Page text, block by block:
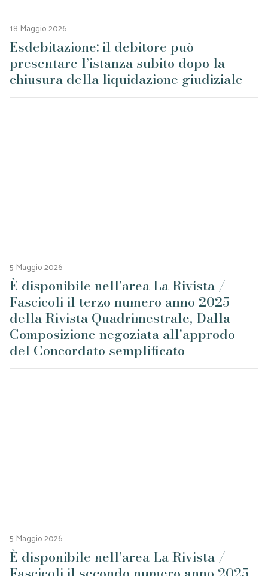
18 Maggio 2026
Esdebitazione: il debitore può
presentare l’istanza subito dopo la
chiusura della liquidazione giudiziale
5 Maggio 2026
È disponibile nell’area La Rivista /
Fascicoli il terzo numero anno 2025
della Rivista Quadrimestrale, Dalla
Composizione negoziata all'approdo
del Concordato semplificato
5 Maggio 2026
È disponibile nell’area La Rivista /